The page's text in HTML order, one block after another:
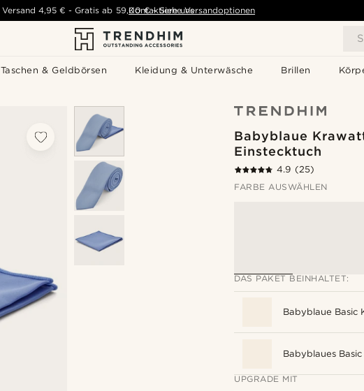
Taschen & Geldbörsen Kleidung & Unterwäsche Brillen
Versand 4,95 € -Gratis ab 59,00 € - Siehe Versandoptionen
Kontaktiere uns
Babyblaue
Einstecktuch
4.9 (25)
FARBE AUSWÄHLEN
DAS PAKET BEINHALTET:
Babyblaue Basic
Babyblaues
UPGRADE MIT